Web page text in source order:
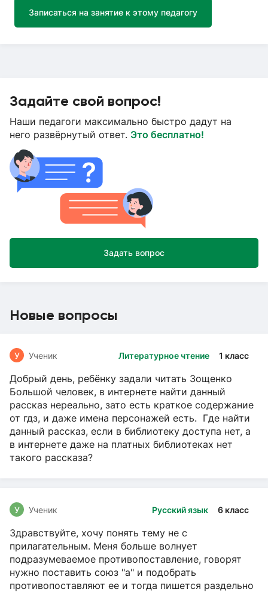
Записаться на занятие к этому педагогу
Задайте свой вопрос!
Наши педагоги максимально быстро дадут на
него развёрнутый ответ. Это бесплатно!
Задать вопрос
Новые вопросы
Литературное чтение 1 класс
У Ученик
Добрый день, ребёнку задали читать Зощенко
Большой человек, в интернете найти данный
рассказ нереально, зато есть краткое содержание
от гдз, и даже имена персонажей есть. Где найти
данный рассказ, если в библиотеку доступа нет, а
в интернете даже на платных библиотеках нет
такого рассказа?
Русский язык 6 класс
У Ученик
Здравствуйте, хочу понять тему не с
прилагательным. Меня больше волнует
подразумеваемое противопоставление, говорят
нужно поставить союз "а" и подобрать
противопоставляют ее и тогда пишется раздельно